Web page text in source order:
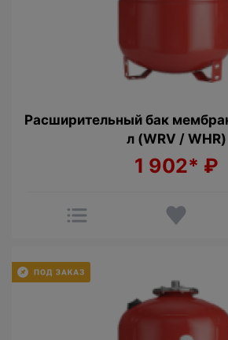
Расширительный бак
л (WRV / WHR)
1 902* ₽